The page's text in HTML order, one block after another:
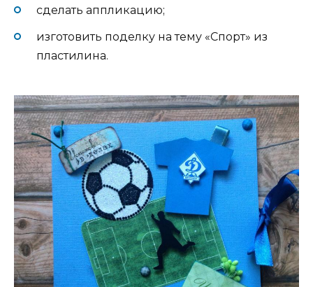
сделать аппликацию;
изготовить поделку на тему «Спорт» из
пластилина.